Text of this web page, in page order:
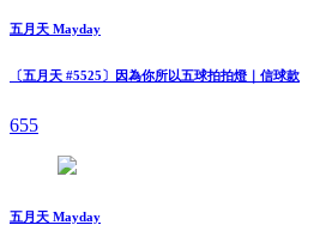
五月天 Mayday
〔五月天 #5525〕因為你所以五球拍拍燈｜信球款
655
五月天 Mayday